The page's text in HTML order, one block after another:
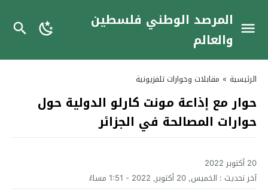
المرصد الوطني فلسطين
والعالم
الرئيسية » مقابلات وحوارات تلفزيونية
حوار مع إذاعة مونت كارلو الدولية حول
حوارات المصالحة في الجزائر
20 أكتوبر 2022
آخر تحديث : الخميس, 20 أكتوبر, 2022 - 1:51 مساءً